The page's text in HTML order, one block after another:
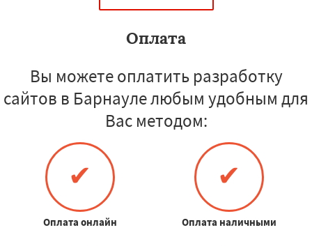
Оплата
Вы можете оплатить разработку
сайтов в Барнауле любым удобным для
Вас методом:
✔
Оплата онлайн
✔
Оплата наличными